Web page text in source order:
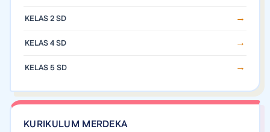
KELAS 2 SD
KELAS 4 SD
KELAS 5 SD
KURIKULUM MERDEKA